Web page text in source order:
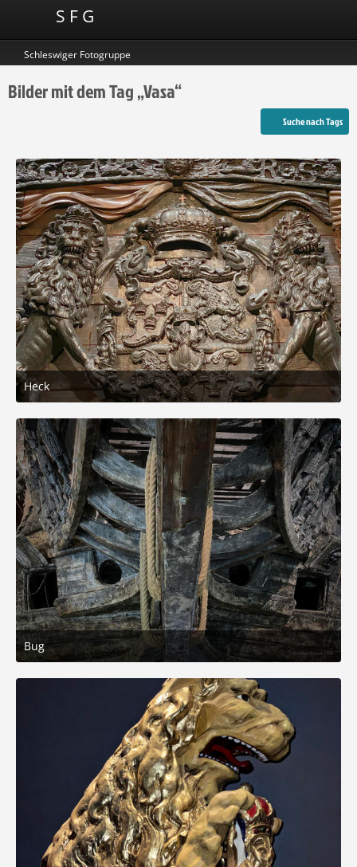
S F G
Schleswiger Fotogruppe
Bilder mit dem Tag „Vasa“
Suche nach Tags
Heck
26. Mai 2025 um 20:42
6
Bug
26. Mai 2025 um 20:35
7